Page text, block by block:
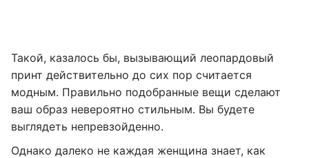
Такой, казалось бы, вызывающий леопардовый
принт действительно до сих пор считается
модным. Правильно подобранные вещи сделают
ваш образ невероятно стильным. Вы будете
выглядеть непревзойденно.
Однако далеко не каждая женщина знает, как